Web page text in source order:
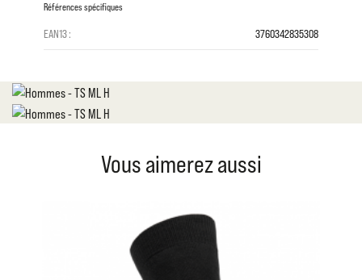
Références spécifiques
EAN13 : 3760342835308
Vous aimerez aussi